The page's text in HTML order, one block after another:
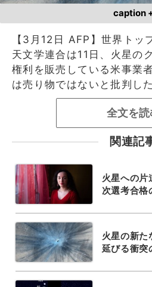
caption
【3月12日 AFP】世界トッ
天文学連合は11日、火星の
権利を販売している米事業
は売り物ではないと批判した
全文を読
関連記
火星への片
次選考合格
火星の新た
延びる衝突